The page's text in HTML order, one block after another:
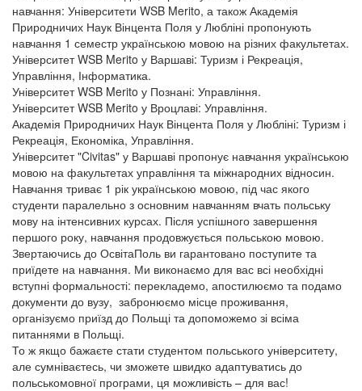
навчання: Університети WSB Merito, а також Академія
Природничих Наук Вінцента Поля у Любліні пропонують
навчання 1 семестр українською мовою на різних факультетах.
Університет WSB Merito у Варшаві: Туризм і Рекреація,
Управління, Інформатика.
Університет WSB Merito у Познані: Управління.
Університет WSB Merito у Вроцлаві: Управління.
Академія Природничих Наук Вінцента Поля у Любліні: Туризм і
Рекреація, Економіка, Управління.
Університет "Civitas" у Варшаві пропонує навчання українською
мовою на факультетах управління та міжнародних відносин.
Навчання триває 1 рік українською мовою, під час якого
студенти паралельно з основним навчанням вчать польську
мову на інтенсивних курсах. Після успішного завершення
першого року, навчання продовжується польською мовою.
Звертаючись до ОсвітаПоль ви гарантовано поступите та
приїдете на навчання. Ми виконаємо для вас всі необхідні
вступні формальності: перекладемо, апостилюємо та подамо
документи до вузу, забронюємо місце проживання,
організуємо приїзд до Польщі та допоможемо зі всіма
питаннями в Польщі.
То ж якщо бажаєте стати студентом польського університету,
але сумніваєтесь, чи зможете швидко адаптуватись до
польськомовної програми, ця можливість – для вас!